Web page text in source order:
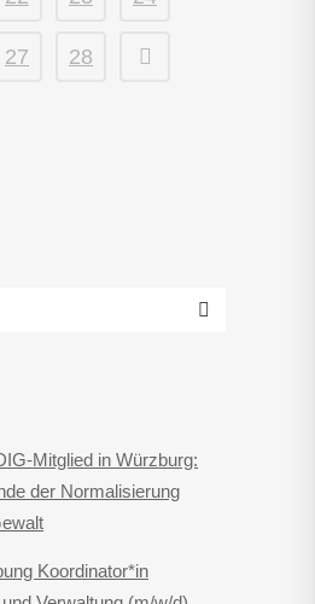
27 28
Mitglied in Würzburg:
der Normalisierung
Koordinator*in